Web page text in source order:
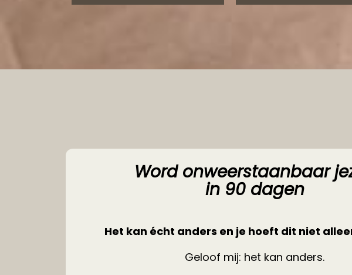
Word onweerstaanbaar
in 90 dagen
Het kan écht anders en je hoeft dit niet
Geloof mij: het kan anders.